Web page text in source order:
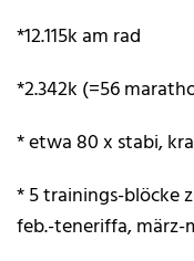
*12.115k am rad
*2.342k (=56
* etwa 80 x stabi,
* 5 trainings-blöcke
feb.-teneriffa, märz-